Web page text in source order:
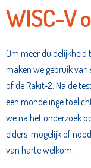
WISC-V
Om meer duidelijkheid
maken we gebruik
of de Rakit-2. Na de
een mondelinge
we na het onderzoek
elders mogelijk of
van harte welkom.